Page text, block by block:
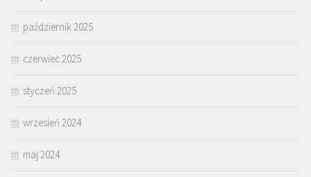
październik 2025
czerwiec 2025
styczeń 2025
wrzesień 2024
maj 2024